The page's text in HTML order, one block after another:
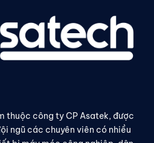
thuộc công ty CP Asatek, được
ngũ các chuyên viên có nhiều